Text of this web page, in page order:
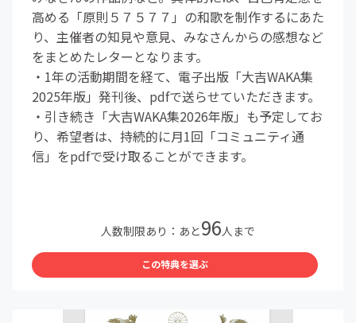
高める「原則５７５７７」の和歌を制作するにあた
り、主催者の知見や意見、みなさんからの感想など
をまとめたレターとなります。
・1年の活動期間を経て、電子出版「大吉WAKA集
2025年版」発刊後、pdfで送らせていただきます。
・引き続き「大吉WAKA集2026年版」も予定してお
り、希望者は、持続的に月1回「コミュニティ通
信」をpdfで受け取ることができます。
人数制限あり：あと96人まで
この特典を選ぶ